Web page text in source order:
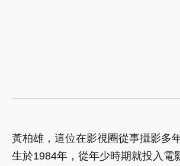
黃柏雄，這位在影視圈從事攝影多
生於1984年，從年少時期就投入電